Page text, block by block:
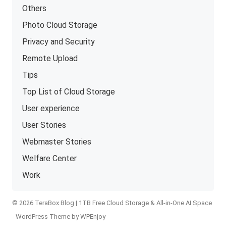
Others
Photo Cloud Storage
Privacy and Security
Remote Upload
Tips
Top List of Cloud Storage
User experience
User Stories
Webmaster Stories
Welfare Center
Work
© 2026 TeraBox Blog | 1TB Free Cloud Storage & All-in-One AI Space
-WordPress Theme byWPEnjoy